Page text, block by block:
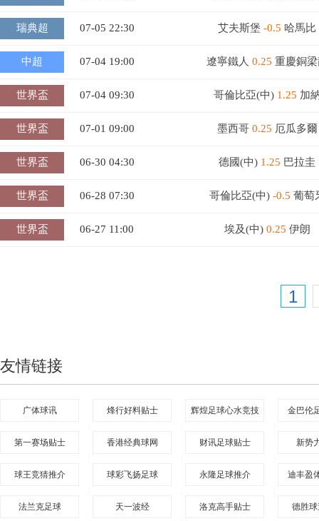
瑞典超 07-05 22:30 艾夫斯堡 -0.5 哈馬比
中超 07-04 19:00 遼寧鐵人 0.25 重慶銅
世界盃 07-04 09:30 哥倫比亞(中) 1.25 加
世界盃 07-01 09:00 墨西哥 0.25 厄瓜多爾
世界盃 06-30 04:30 德國(中) 1.25 巴拉圭
世界盃 06-28 07:30 哥倫比亞(中) -0.5 葡萄
世界盃 06-27 11:00 埃及(中) 0.25 伊朗
1
友情链接
广体球讯
烽行好料贴士
辉煌足球心水竞技
金巴伦
第一赛场贴士
香港经典球网
财讯足球贴士
新势
球王竞猜推介
球彩飞扬足球
永隆足球推介
迪丰盈
法兰克足球
天一波经
洛克高手贴士
德胜